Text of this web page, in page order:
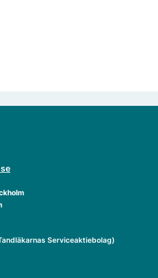
Serviceaktiebolag)